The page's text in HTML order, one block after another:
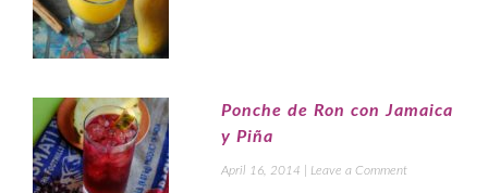
Ponche de Ron con Jamaica
y Piña
April 16, 2014 Leave a Comment